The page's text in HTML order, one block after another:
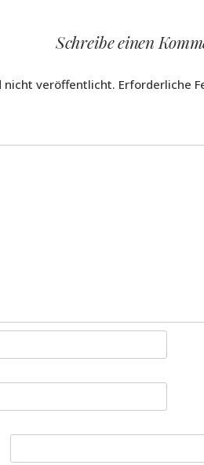
Schreibe einen
nicht veröffentlicht. Erforderliche